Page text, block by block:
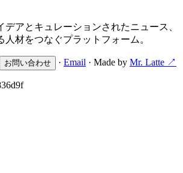
デアとキュレーションされたニュース、
人材をつなぐプラットフォーム。
お問い合わせ · Email · Made by Mr. Latte ↗